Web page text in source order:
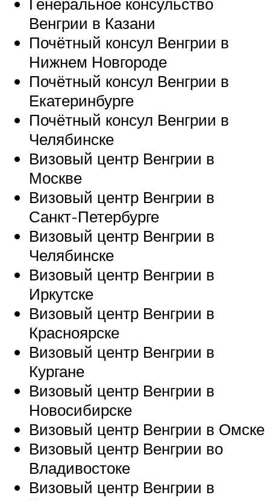
Венгрии в Казани
Почётный консул Венгрии в
Нижнем Новгороде
Почётный консул Венгрии в
Екатеринбурге
Почётный консул Венгрии в
Челябинске
Визовый центр Венгрии в
Москве
Визовый центр Венгрии в
Санкт-Петербурге
Визовый центр Венгрии в
Челябинске
Визовый центр Венгрии в
Иркутске
Визовый центр Венгрии в
Красноярске
Визовый центр Венгрии в
Кургане
Визовый центр Венгрии в
Новосибирске
Визовый центр Венгрии в Омске
Визовый центр Венгрии во
Владивостоке
Визовый центр Венгрии в